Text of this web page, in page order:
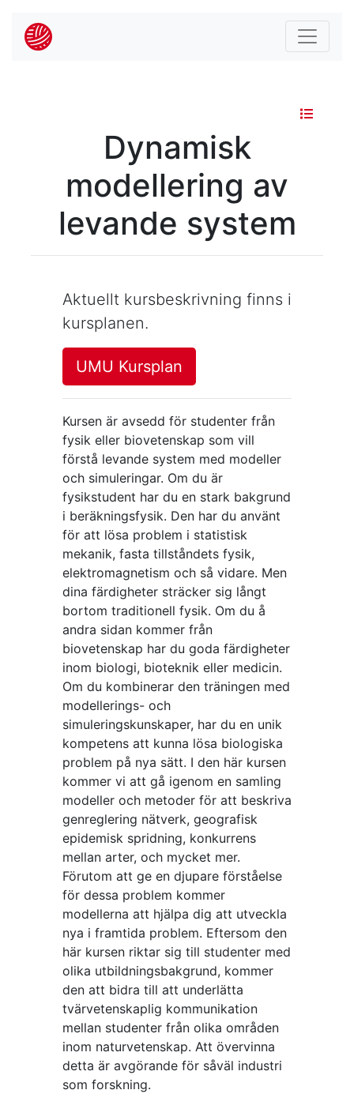
Dynamisk
modellering av
levande system
Aktuellt kursbeskrivning finns i
kursplanen.
UMU Kursplan
Kursen är avsedd för studenter från
fysik eller biovetenskap som vill
förstå levande system med modeller
och simuleringar. Om du är
fysikstudent har du en stark bakgrund
i beräkningsfysik. Den har du använt
för att lösa problem i statistisk
mekanik, fasta tillståndets fysik,
elektromagnetism och så vidare. Men
dina färdigheter sträcker sig långt
bortom traditionell fysik. Om du å
andra sidan kommer från
biovetenskap har du goda färdigheter
inom biologi, bioteknik eller medicin.
Om du kombinerar den träningen med
modellerings- och
simuleringskunskaper, har du en unik
kompetens att kunna lösa biologiska
problem på nya sätt. I den här kursen
kommer vi att gå igenom en samling
modeller och metoder för att beskriva
genreglering nätverk, geografisk
epidemisk spridning, konkurrens
mellan arter, och mycket mer.
Förutom att ge en djupare förståelse
för dessa problem kommer
modellerna att hjälpa dig att utveckla
nya i framtida problem. Eftersom den
här kursen riktar sig till studenter med
olika utbildningsbakgrund, kommer
den att bidra till att underlätta
tvärvetenskaplig kommunikation
mellan studenter från olika områden
inom naturvetenskap. Att övervinna
detta är avgörande för såväl industri
som forskning.